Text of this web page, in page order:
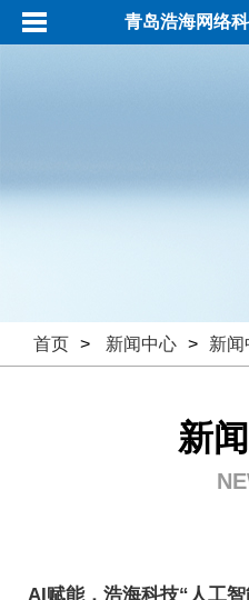
青岛浩海网络
首页 > 新闻中心 > 新闻
新